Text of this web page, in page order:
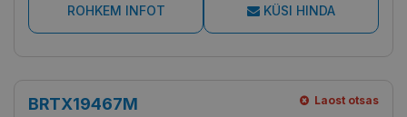
ROHKEM INFOT KÜSI HINDA
BRTX19467M Laost otsas